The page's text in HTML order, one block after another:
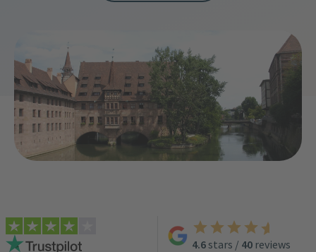
4.6stars / 40 reviews